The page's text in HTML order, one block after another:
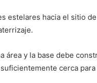
estelares hacia el sitio
área y la base debe
cerca